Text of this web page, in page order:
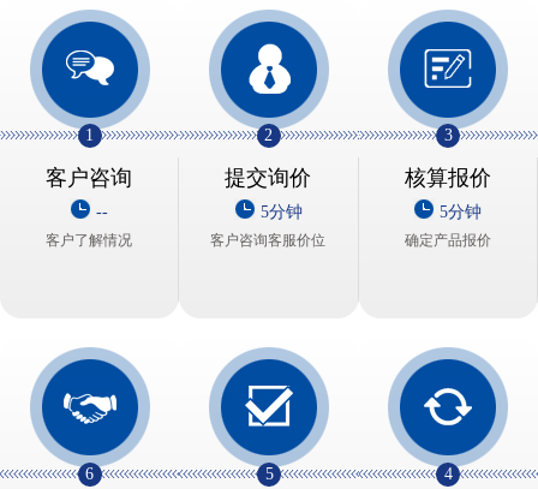
1
客户咨询
--
客户了解情况
2
提交询价
5分钟
客户咨询客服价位
3
核算报价
5分钟
确定产品报价
4
5
6